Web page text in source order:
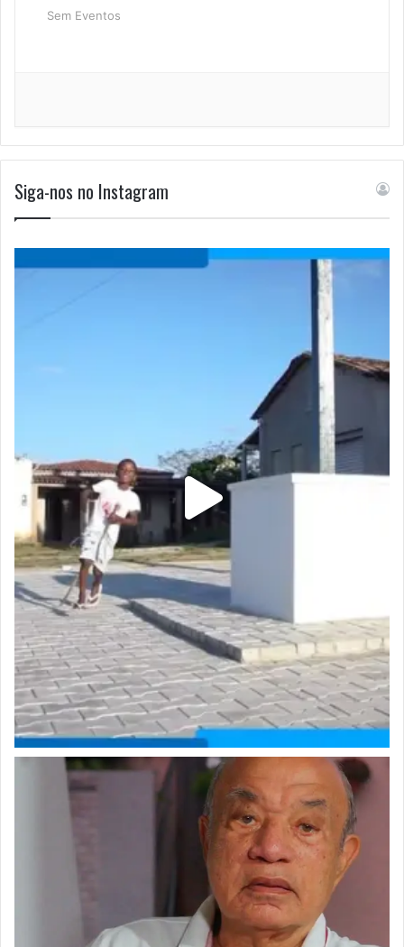
Sem Eventos
Siga-nos no Instagram